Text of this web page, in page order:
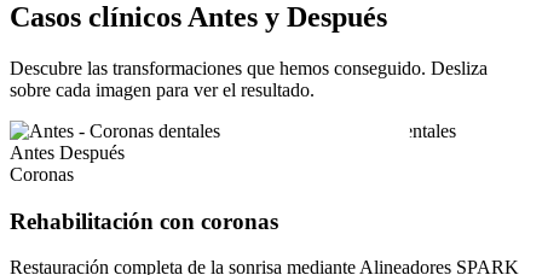
Casos clínicos Antes y Después
Descubre las transformaciones que hemos conseguido. Desliza
sobre cada imagen para ver el resultado.
Antes Después
Coronas
Rehabilitación con coronas
Restauración completa de la sonrisa mediante Alineadores SPARK